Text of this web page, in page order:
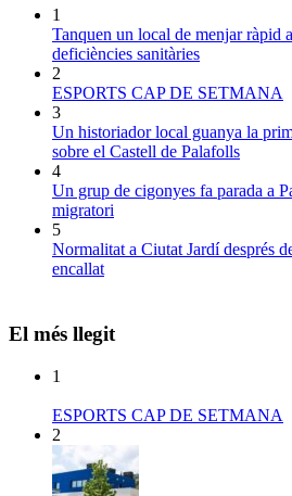
1
Tanquen un local de menjar ràpid
deficiències sanitàries
2
ESPORTS CAP DE SETMANA
3
Un historiador local guanya la
sobre el Castell de Palafolls
4
Un grup de cigonyes fa parada a
migratori
5
Normalitat a Ciutat Jardí després
encallat
El més llegit
1
ESPORTS CAP DE SETMANA
2